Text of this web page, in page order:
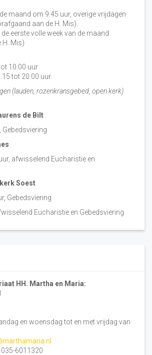
maand om 9.45 uur, overige vrijdagen
aan de H. Mis).
eerste volle week van de maand
H. Mis)
10.00 uur
tot 20.00 uur
(lauden, rozenkransgebed, open kerk)
de Bilt
Gebedsviering
afwisselend Eucharistie en
Soest
Gebedsviering
Eucharistie en Gebedsviering
HH. Martha en Maria:
en woensdag tot en met vrijdag van
6011320